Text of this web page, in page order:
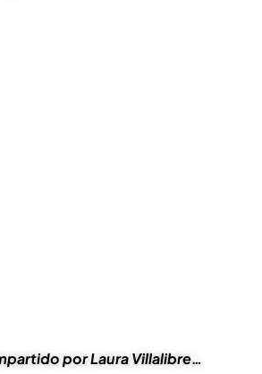
por Laura Villalibre…